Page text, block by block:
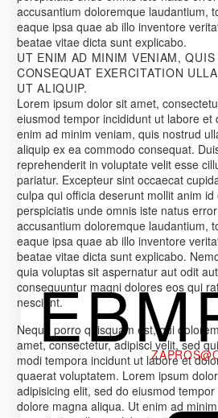
accusantium doloremque laudantium,
eaque ipsa quae ab illo inventore
beatae vitae dicta sunt explicabo.
UT ENIM AD MINIM VENIAM, QUIS
CONSEQUAT EXERCITATION
UT ALIQUIP.
Lorem ipsum dolor sit amet,
eiusmod tempor incididunt ut labore et
enim ad minim veniam, quis nostrud
aliquip ex ea commodo consequat.
reprehenderit in voluptate velit esse
pariatur. Excepteur sint occaecat
culpa qui officia deserunt mollit anim
perspiciatis unde omnis iste natus
accusantium doloremque laudantium,
eaque ipsa quae ab illo inventore
beatae vitae dicta sunt explicabo.
quia voluptas sit aspernatur aut odit
consequuntur magni dolores eos qui
nesciunt.
Neque porro quisquam est, qui
amet, consectetur, adipisci velit, sed
modi tempora incidunt ut labore et
quaerat voluptatem. Lorem ipsum
adipisicing elit, sed do eiusmod
dolore magna aliqua. Ut enim ad